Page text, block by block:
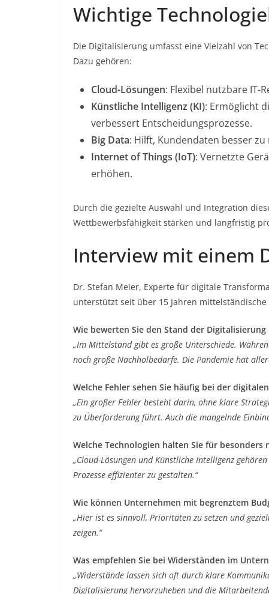
Wichtige
Die Digitalisierung umfasst eine Vielzahl von
Dazu gehören:
Cloud-Lösungen: Flexibel nutzbare IT-
Künstliche Intelligenz (KI): Ermöglicht
verbessert Entscheidungsprozesse.
Big Data: Hilft, Kundendaten besser
Internet of Things (IoT): Vernetzte
erhöhen.
Durch die gezielte Auswahl und Integration
Wettbewerbsfähigkeit stärken und langfristig
Interview mit einem
Dr. Stefan Meier, Experte für digitale
unterstützt seit über 15 Jahren
Wie bewerten Sie den Stand der
„Im Mittelstand gibt es große Unterschiede.
noch große Nachholbedarfe. Die Pandemie hat
Welche Fehler sehen Sie häufig bei der
„Ein großer Fehler besteht darin, ohne klare
zu Überforderung führt. Auch die mangelnde
Welche Technologien halten Sie für besonders
„Cloud-Lösungen und Künstliche Intelligenz
Prozesse effizienter zu gestalten.“
Wie können Unternehmen mit begrenztem
„Hier ist es sinnvoll, Prioritäten zu setzen und
zeigen.“
Was empfehlen Sie bei Widerständen im
„Widerstände lassen sich oft durch klare
Digitalisierung hervorzuheben und die